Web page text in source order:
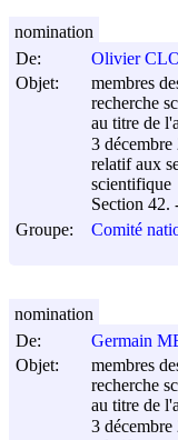
De:
Olivier
Objet:
membres
recherche
au titre de
3 décembre
relatif aux
scientifique
Section 42.
Groupe:
Comité
nomination
De:
Germain
Objet:
membres
recherche
au titre de
3 décembre
nomination